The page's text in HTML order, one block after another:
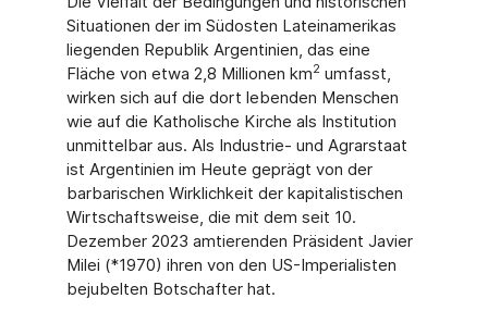
Situationen der im Südosten Lateiname­rikas
liegenden Republik Argentinien, das eine
Fläche von etwa 2,8 Millionen km2 umfasst,
wirken sich auf die dort lebenden Menschen
wie auf die Katholische Kirche als Institution
unmittelbar aus. Als Industrie- und Agrarstaat
ist Argentinien im Heute geprägt von der
barbarischen Wirklichkeit der kapitalistischen
Wirtschaftsweise, die mit dem seit 10.
Dezember 2023 amtierenden Präsident Javier
Milei (*1970) ihren von den US-Imperialisten
bejubelten Botschafter hat.